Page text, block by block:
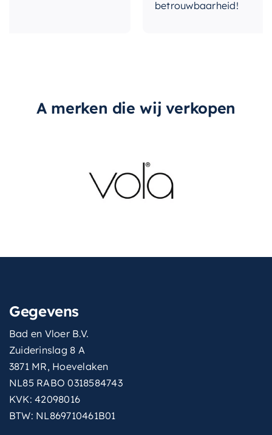
betrouwbaarheid!
A merken die wij verkopen
Gegevens
Bad en Vloer B.V.
Zuiderinslag 8 A
3871 MR, Hoevelaken
NL85 RABO 0318584743
KVK: 42098016
BTW: NL869710461B01